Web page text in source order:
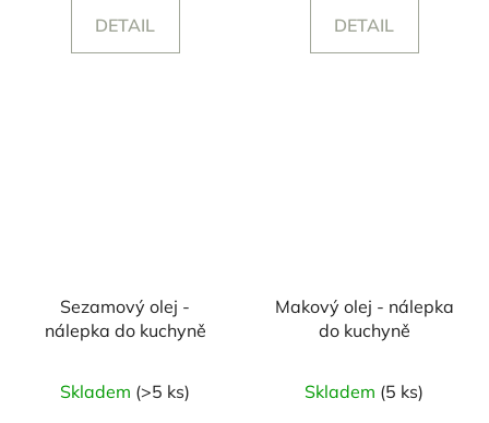
DETAIL DETAIL
Sezamový olej -
nálepka do kuchyně
Skladem (>5 ks)
Makový olej - nálepka
do kuchyně
Skladem (5 ks)